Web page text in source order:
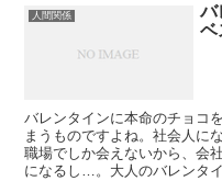
人間関係
バ
ベ
バレンタインに本命のチョコ
まうものですよね。社会人に
職場でしか会えないから、会
になるし…。大人のバレンタ